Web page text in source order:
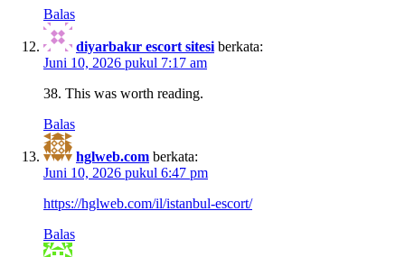
Balas
diyarbakır escort sitesi berkata:
Juni 10, 2026 pukul 7:17 am
38. This was worth reading.
Balas
hglweb.com berkata:
Juni 10, 2026 pukul 6:47 pm
https://hglweb.com/il/istanbul-escort/
Balas